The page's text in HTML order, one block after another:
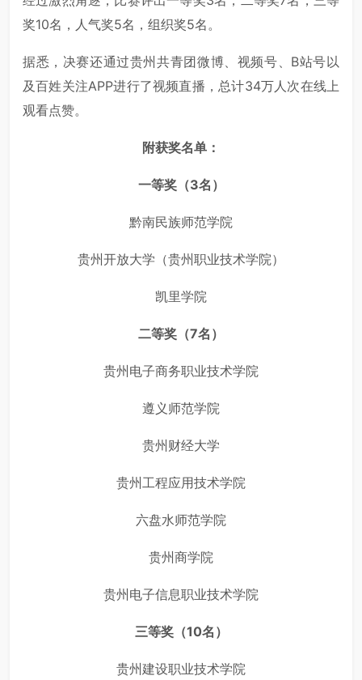
奖10名，人气奖5名，组织奖5名。
据悉，决赛还通过贵州共青团微博、视频号、B站号以
及百姓关注APP进行了视频直播，总计34万人次在线上
观看点赞。
附获奖名单：
一等奖（3名）
黔南民族师范学院
贵州开放大学（贵州职业技术学院）
凯里学院
二等奖（7名）
贵州电子商务职业技术学院
遵义师范学院
贵州财经大学
贵州工程应用技术学院
六盘水师范学院
贵州商学院
贵州电子信息职业技术学院
三等奖（10名）
贵州建设职业技术学院